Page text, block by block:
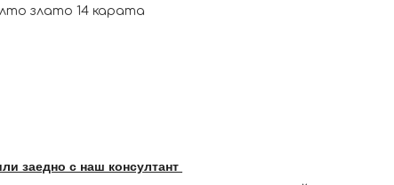
злато 14 карата
заедно с наш консултант